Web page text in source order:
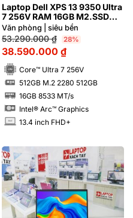
Laptop Dell XPS 13 9350 Ultra
7 256V RAM 16GB M2.SSD
512GB FHD+ Graphite
Văn phòng | siêu bền
53.290.000₫ 28%
38.590.000 ₫
Core™ Ultra 7 256V
SSD 512GB M.2 2280 512GB
16GB 8533 MT/s
Intel® Arc™ Graphics
INCH 13.4 inch FHD+